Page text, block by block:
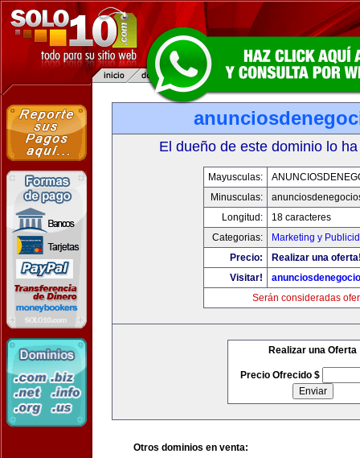
El dueño de este dominio lo
Mayusculas:
Minusculas:
Longitud:
18 caracteres
Categorias:
Marketing y
Precio:
Realizar una
Visitar!
Serán consideradas
Realizar una Oferta
Precio Ofrecido $
Otros dominios en venta: